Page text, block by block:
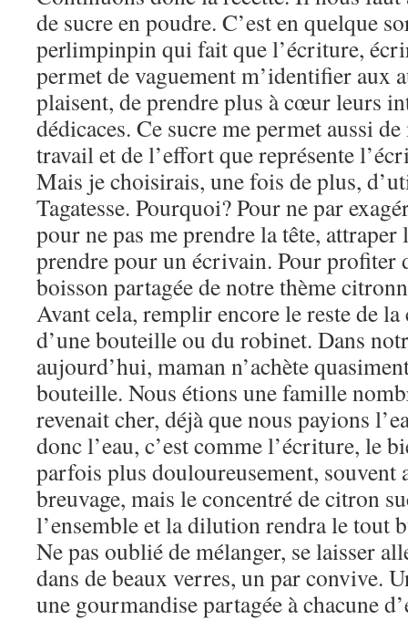
de sucre en poudre. C’est en quelque
perlimpinpin qui fait que l’écriture,
permet de vaguement m’identifier aux
plaisent, de prendre plus à cœur leurs
dédicaces. Ce sucre me permet aussi
travail et de l’effort que représente
Mais je choisirais, une fois de plus,
Tagatesse. Pourquoi? Pour ne par
pour ne pas me prendre la tête,
prendre pour un écrivain. Pour profiter
boisson partagée de notre thème
Avant cela, remplir encore le reste de
d’une bouteille ou du robinet. Dans
aujourd’hui, maman n’achète
bouteille. Nous étions une famille
revenait cher, déjà que nous payions
donc l’eau, c’est comme l’écriture, le
parfois plus douloureusement, souvent
breuvage, mais le concentré de citron
l’ensemble et la dilution rendra le tout
Ne pas oublié de mélanger, se laisser
dans de beaux verres, un par convive.
une gourmandise partagée à chacune